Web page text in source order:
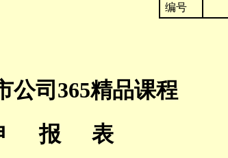
编号
公司365精品课程
报 表